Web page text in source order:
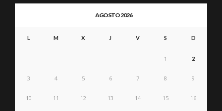
AGOSTO 2026
L M X J V S D
1 2
3 4 5 6 7 8 9
10 11 12 13 14 15 16